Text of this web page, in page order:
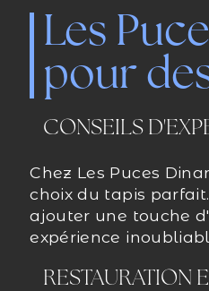
Les
pour
CONSEILS
Chez Les Puces
choix du tapis
ajouter une touche
expérience
RESTAURATION